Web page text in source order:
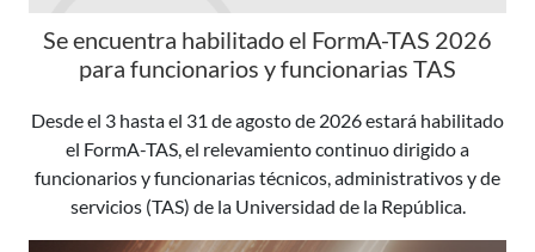
Se encuentra habilitado el FormA-TAS 2026
para funcionarios y funcionarias TAS
Desde el 3 hasta el 31 de agosto de 2026 estará habilitado
el FormA-TAS, el relevamiento continuo dirigido a
funcionarios y funcionarias técnicos, administrativos y de
servicios (TAS) de la Universidad de la República.